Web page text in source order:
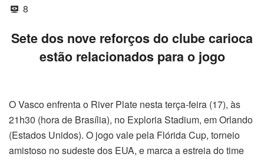
8
Sete dos nove reforços do clube carioca
estão relacionados para o jogo
O Vasco enfrenta o River Plate nestaterça-feira (17), às
21h30 (hora de Brasília), no Exploria Stadium, em Orlando
(Estados Unidos). O jogo vale pela Flórida Cup, torneio
amistoso no sudeste dos EUA, e marca a estreia do time